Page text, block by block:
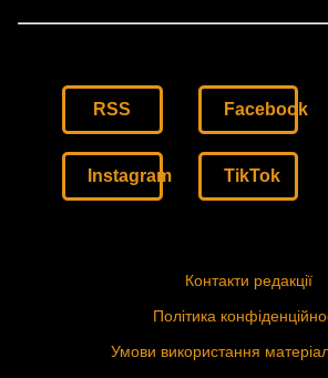
RSS Facebook
Instagram TikTok
Контакти редакції
Політика
Умови використання